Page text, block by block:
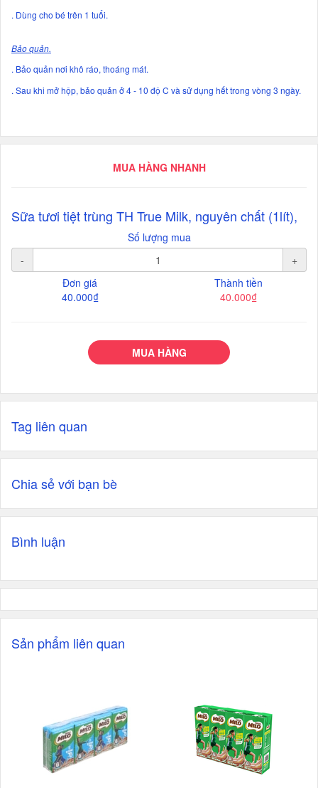
. Dùng cho bé trên 1 tuổi.
Bảo quản.
. Bảo quản nơi khô ráo, thoáng mát.
. Sau khi mở hộp, bảo quản ở 4 - 10 độ C và sử dụng hết trong vòng 3 ngày.
MUA HÀNG NHANH
Sữa tươi tiệt trùng TH True Milk, nguyên chất (1lít),
Số lượng mua
-
+
Đơn giá
40.000₫
Thành tiền
40.000₫
MUA HÀNG
Tag liên quan
Chia sẻ với bạn bè
Bình luận
Sản phẩm liên quan